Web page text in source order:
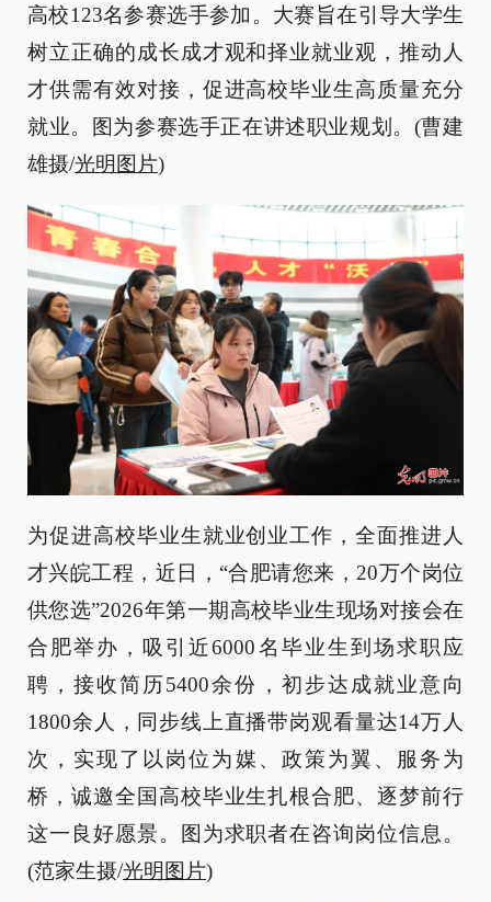
高校123名参赛选手参加。大赛旨在引导大学生
树立正确的成长成才观和择业就业观，推动人
才供需有效对接，促进高校毕业生高质量充分
就业。图为参赛选手正在讲述职业规划。(曹建
雄摄/光明图片)
为促进高校毕业生就业创业工作，全面推进人
才兴皖工程，近日，“合肥请您来，20万个岗位
供您选”2026年第一期高校毕业生现场对接会在
合肥举办，吸引近6000名毕业生到场求职应
聘，接收简历5400余份，初步达成就业意向
1800余人，同步线上直播带岗观看量达14万人
次，实现了以岗位为媒、政策为翼、服务为
桥，诚邀全国高校毕业生扎根合肥、逐梦前行
这一良好愿景。图为求职者在咨询岗位信息。
(范家生摄/光明图片)